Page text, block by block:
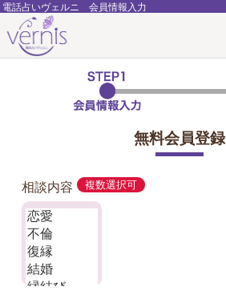
電話占いヴェルニ 会員情報入力
無料会員登録
相談内容 複数選択可